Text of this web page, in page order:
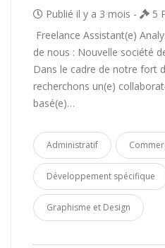
Publié il y a 3 mois -
5
Freelance Assistant(e)
de nous : Nouvelle société
Dans le cadre de notre fort
recherchons un(e)
basé(e)…
Administratif
Développement spécifique
Graphisme et Design